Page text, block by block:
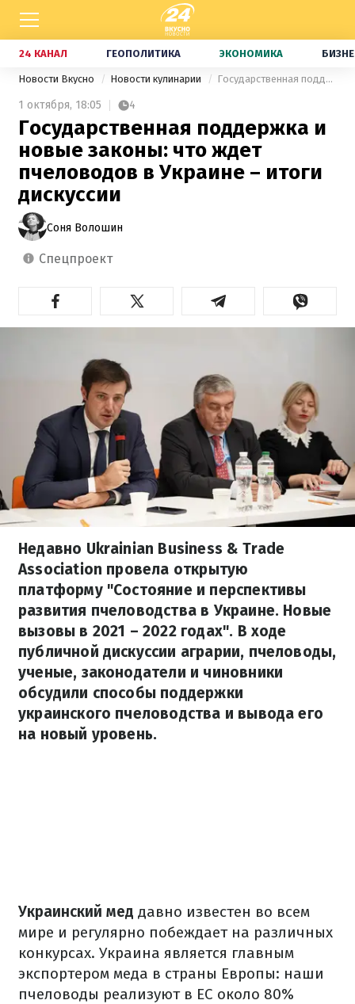
24 КАНАЛ ГЕОПОЛИТИКА ЭКОНОМИКА
Новости Вкусно Новости кулинарии Государственная поддержка и новые законы: что ждет пчеловодов в Украине – итоги дискуссии
1 октября, 18:05 4
Государственная поддержка и
новые законы: что ждет
пчеловодов в Украине – итоги
дискуссии
Соня Волошин
спецпроект
Недавно Ukrainian Business & Trade
Assoсiation провела открытую
платформу "Состояние и перспективы
развития пчеловодства в Украине. Новые
вызовы в 2021 – 2022 годах". В ходе
публичной дискуссии аграрии, пчеловоды,
ученые, законодатели и чиновники
обсудили способы поддержки
украинского пчеловодства и вывода его
на новый уровень.
Украинский мед давно известен во всем
мире и регулярно побеждает на различных
конкурсах. Украина является главным
экспортером меда в страны Европы: наши
пчеловоды реализуют в ЕС около 80%